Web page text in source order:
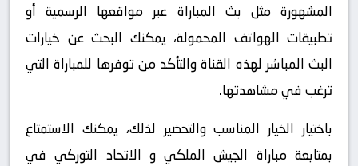
المشهورة مثل بث المباراة عبر مواقعها الرسمية أو
تطبيقات الهواتف المحمولة، يمكنك البحث عن خيارات
البث المباشر لهذه القناة والتأكد من توفرها للمباراة التي
ترغب في مشاهدتها.
باختيار الخيار المناسب والتحضير لذلك، يمكنك الاستمتاع
بمتابعة مباراة الجيش الملكي و الاتحاد التوركي في